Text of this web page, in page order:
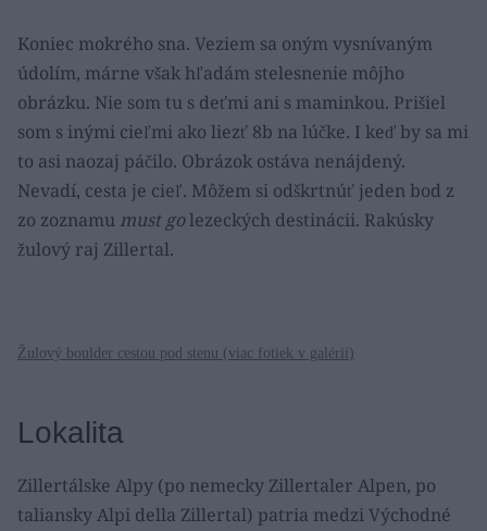
Koniec mokrého sna. Veziem sa oným vysnívaným
údolím, márne však hľadám stelesnenie môjho
obrázku. Nie som tu s deťmi ani s maminkou. Prišiel
som s inými cieľmi ako liezť 8b na lúčke. I keď by sa mi
to asi naozaj páčilo. Obrázok ostáva nenájdený.
Nevadí, cesta je cieľ. Môžem si odškrtnúť jeden bod z
zo zoznamu must golezeckých destinácii. Rakúsky
žulový raj Zillertal.
Žulový boulder cestou pod stenu (viac fotiek v galérii )
Lokalita
Zillertálske Alpy (po nemecky Zillertaler Alpen, po
taliansky Alpi della Zillertal) patria medzi Východné